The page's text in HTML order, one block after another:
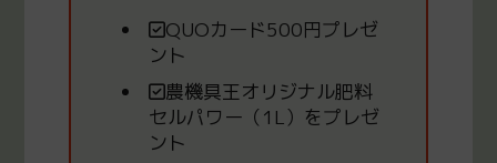
QUOカード500円プレゼ
ント
農機具王オリジナル肥料
セルパワー（1L）をプレゼ
ント